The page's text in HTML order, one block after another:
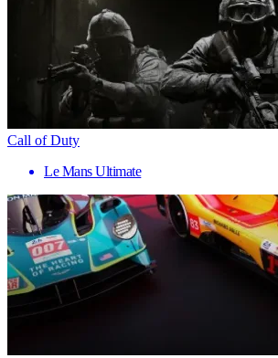
Call of Duty
Le Mans Ultimate